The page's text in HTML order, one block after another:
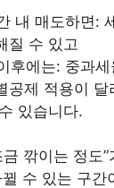
내 매도하면:
질 수 있고
후에는: 중과
공제 적용이
있습니다.
깎이는 정도
수 있는 구간